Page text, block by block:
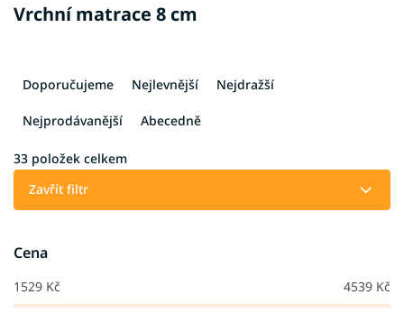
Vrchní matrace 8 cm
í
p
u
k
t
Doporučujeme Nejlevnější Nejdražší
Nejprodávanější Abecedně
33 položek celkem
Zavřít filtr
Cena
1529 Kč 4539 Kč